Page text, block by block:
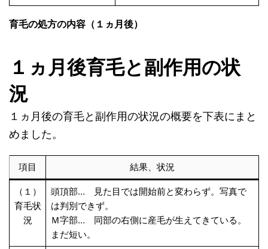
育毛の処方の内容（１ヵ月後）
１ヵ月後育毛と副作用の状
況
１ヵ月後の育毛と副作用の状況の概要を下表にまと
めました。
項目 結果、状況
（１）
育毛状
況
頭頂部… 見た目では開始前と変わらず。写真で
は判別できず。
Ｍ字部… 同部の右側に産毛が生えてきている。
まだ短い。